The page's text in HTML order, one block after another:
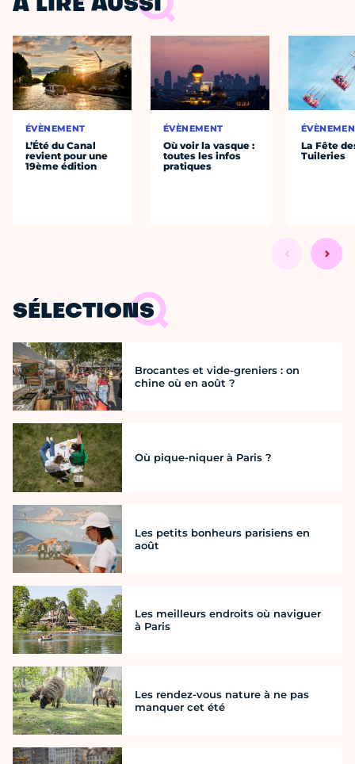
À LIRE AUSSI
ÉVÈNEMENT
L’Été du Canal
revient pour une
19ème édition
ÉVÈNEMENT
Où voir la vasque :
toutes les infos
pratiques
La Fête
Tuileries
SÉLECTIONS
Brocantes et vide-greniers : on
chine où en août ?
Où pique-niquer à Paris ?
Les petits bonheurs parisiens en
août
Les meilleurs endroits où naviguer
à Paris
Les rendez-vous nature à ne pas
manquer cet été